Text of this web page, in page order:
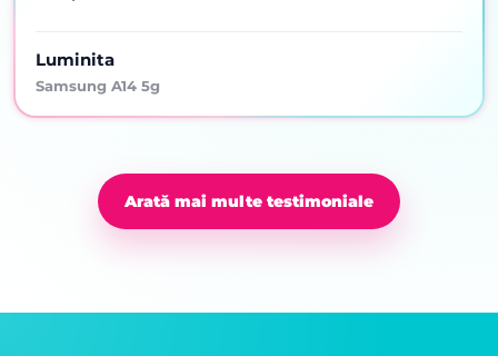
Luminita
Samsung A14 5g
Arată mai multe testimoniale